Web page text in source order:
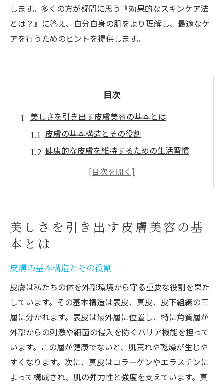
します。多くの方が疑問に思う『効果的なスキンケア法
とは？』に答え、自分自身の肌をより理解し、最適なケ
アを行うためのヒントを提供します。
目次
美しさを引き出す皮膚美容の基本とは
皮膚の基本構造とその役割
健康的な皮膚を維持するための生活習慣
スキンケア製品の選び方とその効果
日常的に行うべき基本的なスキンケア方法
季節ごとの皮膚の健康を守るスキンケアの秘訣
春の肌荒れ対策と保湿方法
夏の紫外線対策と美白ケア
秋の乾燥を防ぐための皮膚ケア
冬の皮膚保護法と栄養補給
季節変化に応じたスキンケア製品の選び方
年間を通じた皮膚健康を保つためのヒント
敏感肌の救世主となる新しいスキンケア法
敏感肌の特性とその原因
美しさを引き出す皮膚美容の基
本とは
皮膚の基本構造とその役割
皮膚は私たちの体を外部環境から守る重要な役割を果た
しています。その基本構造は表皮、真皮、皮下組織の三
層に分かれます。表皮は最外層に位置し、特に角質層が
外部からの刺激や細菌の侵入を防ぐバリア機能を担って
います。この層が健康でないと、肌荒れや乾燥が生じや
すくなります。次に、真皮はコラーゲンやエラスチンに
よって構成され、肌の弾力性と強度を支えています。真